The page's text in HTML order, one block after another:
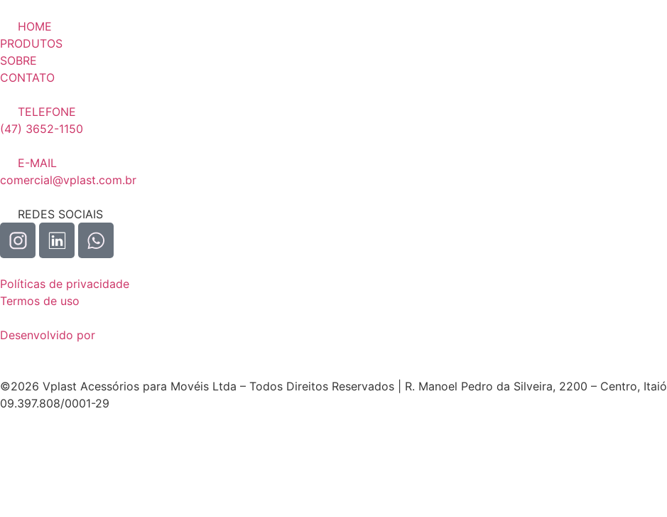
HOME
PRODUTOS
SOBRE
CONTATO
TELEFONE
(47) 3652-1150
E-MAIL
comercial@vplast.com.br
REDES SOCIAIS
Políticas de privacidade
Termos de uso
Desenvolvido por
©2026 Vplast Acessórios para Movéis Ltda – Todos Direitos Reservados | R. Manoel Pedro da Silveira, 2200 – Centro,
09.397.808/0001-29